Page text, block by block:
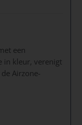
een
in kleur, verenigt
Airzone-